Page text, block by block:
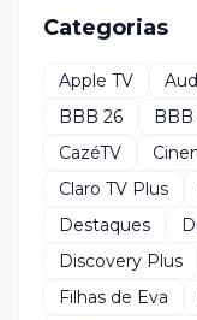
Categorias
Apple TV
BBB 26
BBB
CazéTV
Claro TV Plus
Destaques
Discovery Plus
Filhas de Eva